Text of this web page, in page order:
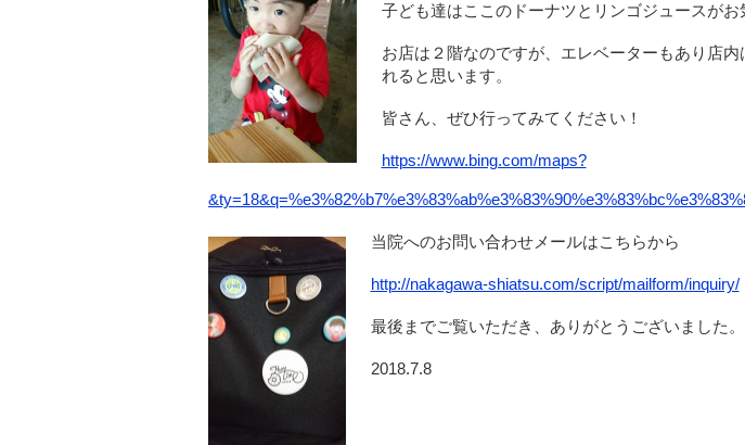
子ども達はここのドーナツとリンゴジュースがお
お店は２階なのですが、エレベーターもあり店
れると思います。
皆さん、ぜひ行ってみてください！
https://www.bing.com/maps?
当院へのお問い合わせメールはこちらから
http://nakagawa-shiatsu.com/script/mailform/inquiry/
最後までご覧いただき、ありがとうございました。
2018.7.8